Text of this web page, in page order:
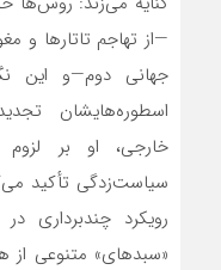
—از تهاجم تاتارها و
جهانی دوم—و این
اسطوره‌هایشان
خارجی، او بر
سیاست‌زدگی تأکید
رویکرد چندبرداری
«سبدهای» متنوعی از